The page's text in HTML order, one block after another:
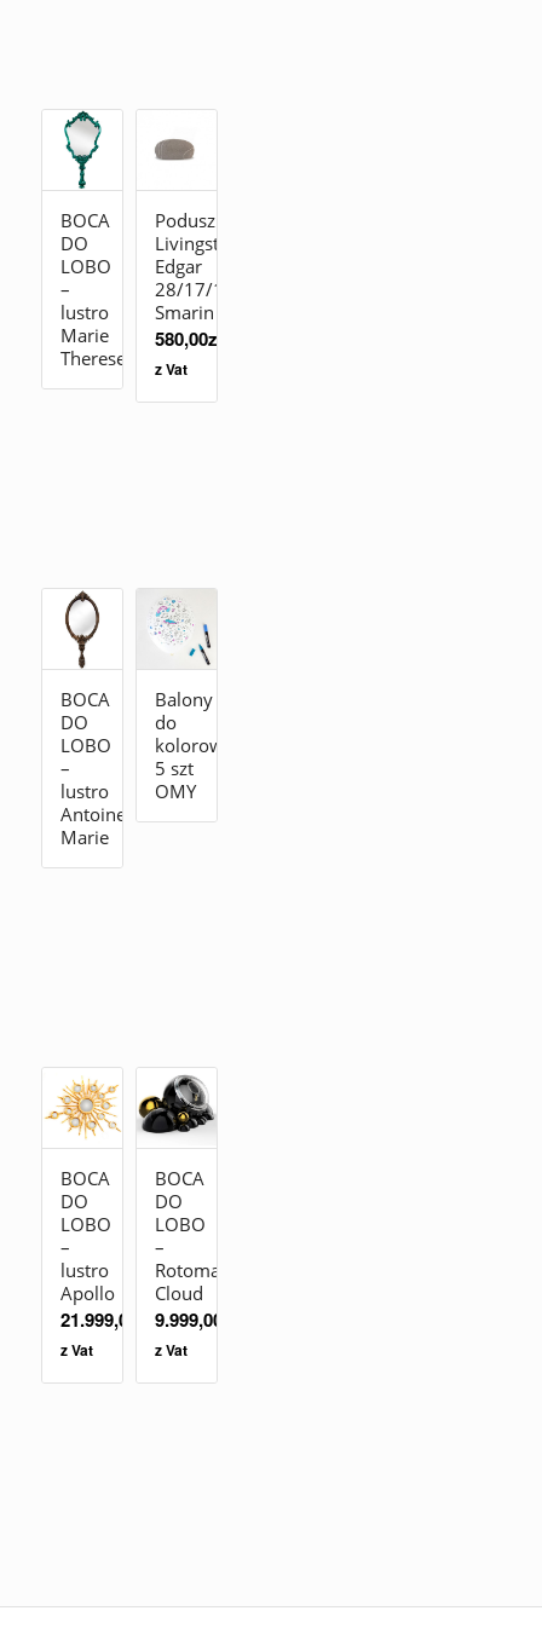
BOCA
DO
LOBO
–
lustro
Marie
Therese
Poduszka
Livingstones
Edgar
28/17/15
Smarin
580,00zł
z Vat
BOCA
DO
LOBO
–
lustro
Antoinette
Marie
Balony
do
kolorowania
5 szt
OMY
BOCA
DO
LOBO
–
lustro
Apollo
21.999,00
z Vat
BOCA
DO
LOBO
–
Rotomat
Cloud
9.999,00
z Vat